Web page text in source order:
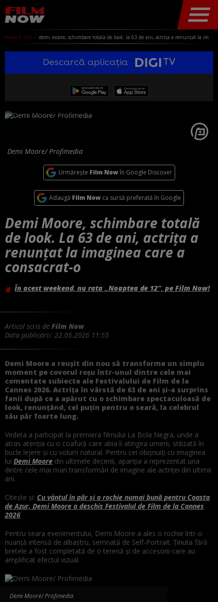
home stiri demi moore, schimbare totală de look. la 63 de ani, actrița a renunțat la imaginea care a consacrat-o
Descarcă aplicația
Demi Moore/ Profimedia
Urmărește Film Nowîn Google Discover
Adaugă Film Now ca sursă preferată în Google
Demi Moore, schimbare totală
de look. La 63 de ani, actrița a
renunțat la imaginea care a
consacrat-o
În acest weekend, nu rata „Noaptea de 12”, pe Film Now!
Articol scris de Film Now
Data publicării: 22.05.2026 11:55
Demi Moore a reușit din nou să transforme un simplu
moment pe covorul roșu într-unul dintre cele mai
comentate subiecte ale Festivalului de Film de la
Cannes 2026. Actrița în vârstă de 63 de ani și-a surprins
fanii după ce a apărut cu o schimbare spectaculoasă de
look, renunțând, cel puțin pentru o seară, la celebrul
său păr foarte lung.
Vedeta a participat la premiera filmului La Bola Negra, unde a
atras atenția cu o coafură care abia îi atingea umerii, stilizată în
bucle lejere și cu volum natural. Pentru cei obișnuiți cu imaginea
lui Demi Moore din ultimele decenii, apariția a reprezentat una
dintre cele mai mari transformări de imagine ale actriței din ultimii
ani.
Citește și: Cu vântul în păr și o rochie numai bună pentru Coasta
de Azur, Demi Moore a deschis Festivalul de Film de la Cannes
2026
Pentru seara evenimentului, Demi Moore a ales o rochie într-o
nuanță intensă de albastru, semnată de Self-Portrait. Ținuta fără
bretele a fost completată de o terenă și de accesorii care au
amplificat efectul vizual.
Demi Moore/ Profimedia